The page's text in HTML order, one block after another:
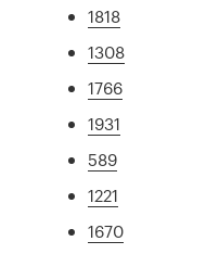
1818
1308
1766
1931
589
1221
1670